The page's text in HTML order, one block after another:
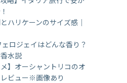
ハリケーンのサイズ感｜
ロジェイはどんな香り？
水説
】オーシャントリコのオ
ビュー※画像あり